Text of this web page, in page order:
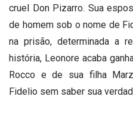
cruel Don Pizarro. Sua
de homem sob o nome de
na prisão, determinada a
história, Leonore acaba
Rocco e de sua filha
Fidelio sem saber sua